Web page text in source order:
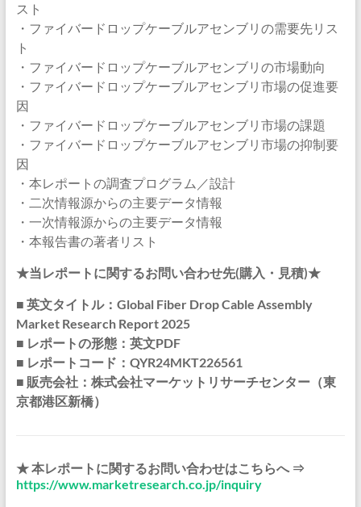
スト
・ファイバードロップケーブルアセンブリの需要先リス
ト
・ファイバードロップケーブルアセンブリの市場動向
・ファイバードロップケーブルアセンブリ市場の促進要
因
・ファイバードロップケーブルアセンブリ市場の課題
・ファイバードロップケーブルアセンブリ市場の抑制要
因
・本レポートの調査プログラム／設計
・二次情報源からの主要データ情報
・一次情報源からの主要データ情報
・本報告書の著者リスト
★当レポートに関するお問い合わせ先(購入・見積)★
■ 英文タイトル：Global Fiber Drop Cable Assembly
Market Research Report 2025
■ レポートの形態：英文PDF
■ レポートコード：QYR24MKT226561
■ 販売会社：株式会社マーケットリサーチセンター（東
京都港区新橋）
★ 本レポートに関するお問い合わせはこちらへ ⇒
https://www.marketresearch.co.jp/inquiry